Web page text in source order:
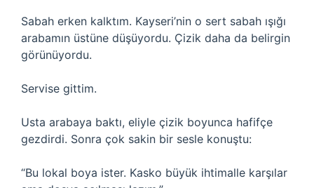
Sabah erken kalktım. Kayseri’nin o sert sabah ışığı
arabamın üstüne düşüyordu. Çizik daha da belirgin
görünüyordu.
Servise gittim.
Usta arabaya baktı, eliyle çizik boyunca hafifçe
gezdirdi. Sonra çok sakin bir sesle konuştu:
“Bu lokal boya ister. Kasko büyük ihtimalle karşılar